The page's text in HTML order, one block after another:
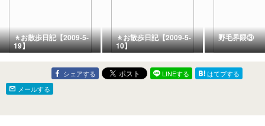
🚶お散歩日記【2009-5-
19】
🚶お散歩日記【2009-5-
10】
野毛界隈③
シェアする LINEする
はてブする
メールする